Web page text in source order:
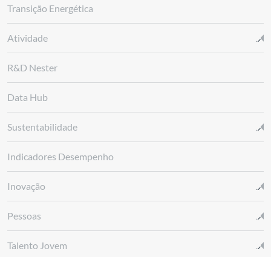
Transição Energética
Atividade
R&D Nester
Data Hub
Sustentabilidade
Indicadores Desempenho
Inovação
Pessoas
Talento Jovem